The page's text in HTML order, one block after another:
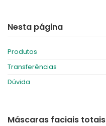
Nesta página
Produtos
Transferências
Dúvida
Máscaras faciais totais